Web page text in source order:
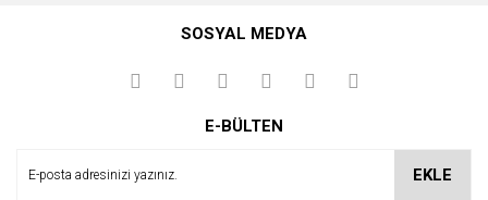
kullanarak tarafımıza iletebilirsiniz.
Görüş ve önerileriniz için teşekkür ederiz.
Ürün açıklamasında eksik bilgiler bulunuyor.
SOSYAL MEDYA
E-BÜLTEN
EKLE